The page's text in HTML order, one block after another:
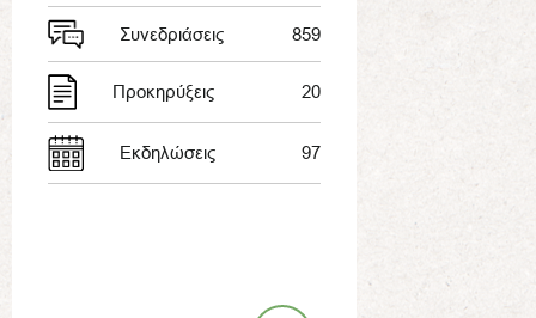
Συνεδριάσεις 859
Προκηρύξεις 20
Εκδηλώσεις 97